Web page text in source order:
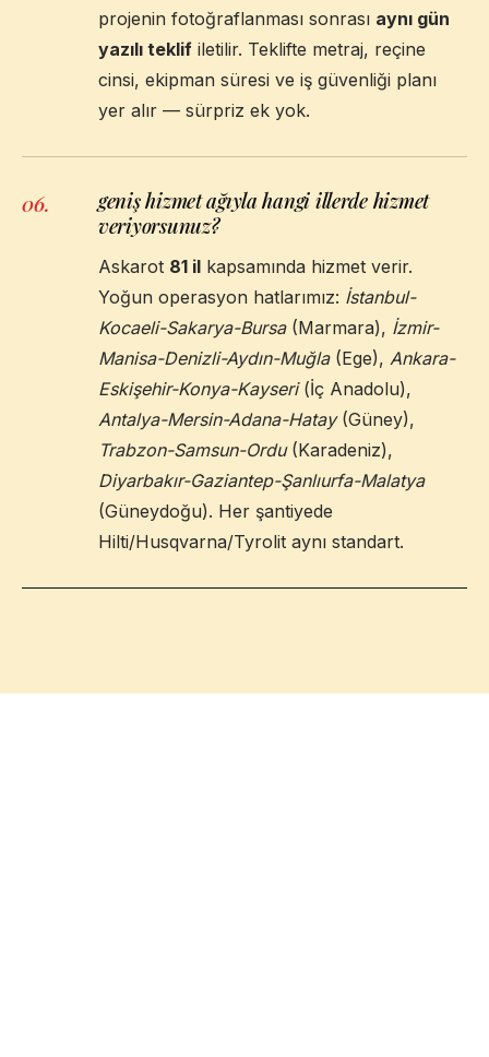
projenin fotoğraflanması sonrası aynı gün
yazılı teklif iletilir. Teklifte metraj, reçine
cinsi, ekipman süresi ve iş güvenliği planı
yer alır — sürpriz ek yok.
06.
geniş hizmet ağıyla hangi illerde hizmet
veriyorsunuz?
Askarot 81 il kapsamında hizmet verir.
Yoğun operasyon hatlarımız: İstanbul-
Kocaeli-Sakarya-Bursa(Marmara), İzmir-
Manisa-Denizli-Aydın-Muğla(Ege), Ankara-
Eskişehir-Konya-Kayseri(İç Anadolu),
Antalya-Mersin-Adana-Hatay(Güney),
Trabzon-Samsun-Ordu(Karadeniz),
Diyarbakır-Gaziantep-Şanlıurfa-Malatya
(Güneydoğu). Her şantiyede
Hilti/Husqvarna/Tyrolit aynı standart.